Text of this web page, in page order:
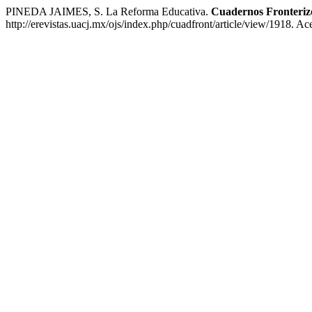
PINEDA JAIMES, S. La Reforma Educativa. Cuadernos
http://erevistas.uacj.mx/ojs/index.php/cuadfront/article/view/1918.